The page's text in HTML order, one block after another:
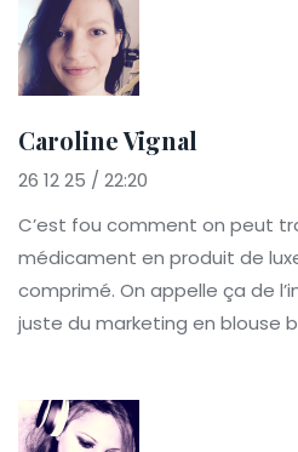
Caroline Vignal
26 12 25 / 22:20
C’est fou comment on peut
médicament en produit de
comprimé. On appelle ça de
juste du marketing en blouse